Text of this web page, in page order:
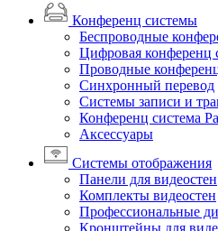
Конференц системы
Беспроводные
Цифровая конференц
Проводные
Синхронный перевод
Системы записи и
Конференц система
Аксессуары
Системы отображения
Панели для видеостен
Комплекты видеостен
Профессиональные
Кронштейны для